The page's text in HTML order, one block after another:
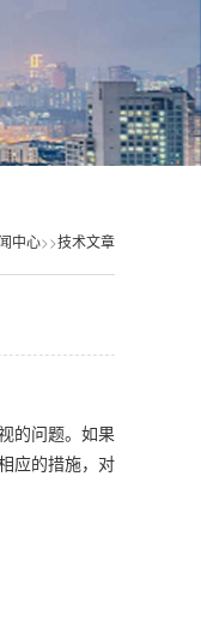
中心>>技术文章
的问题。如果
应的措施，对